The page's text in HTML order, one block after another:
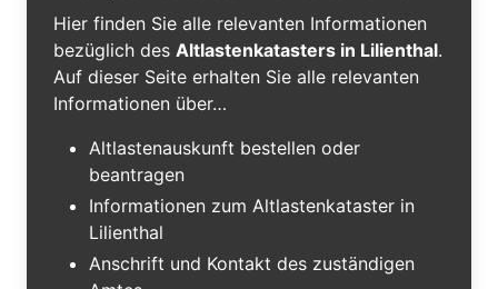
Hier finden Sie alle relevanten Informationen
bezüglich des Altlastenkatasters in Lilienthal.
Auf dieser Seite erhalten Sie alle relevanten
Informationen über…
Altlastenauskunft bestellen oder
beantragen
Informationen zum Altlastenkataster in
Lilienthal
Anschrift und Kontakt des zuständigen